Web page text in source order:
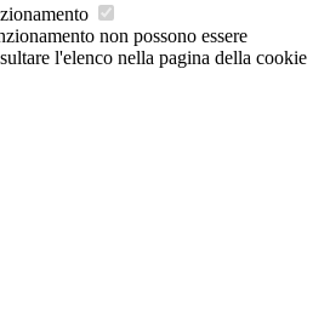
non possono essere
l'elenco nella pagina della cookie